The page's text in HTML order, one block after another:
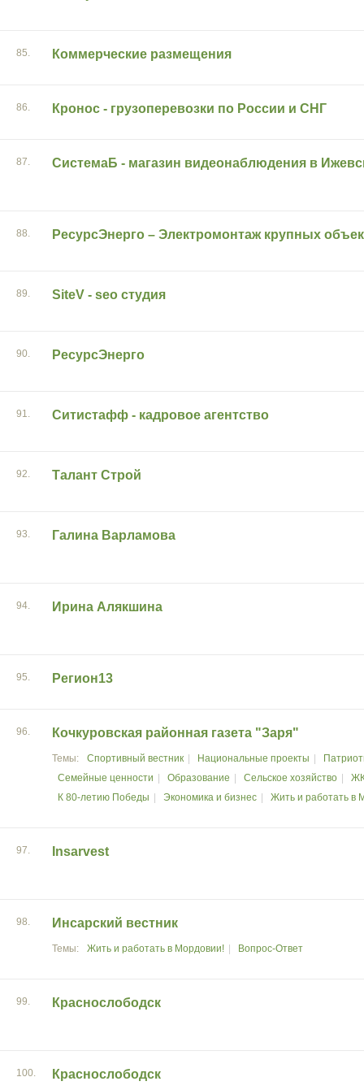
85. Коммерческие размещения
86. Кронос - грузоперевозки по России и СНГ
87. СистемаБ - магазин видеонаблюдения в
88. РесурсЭнерго – Электромонтаж крупных
89. SiteV - seo студия
90. РесурсЭнерго
91. Ситистафф - кадровое агентство
92. Талант Строй
93. Галина Варламова
94. Ирина Алякшина
95. Регион13
96. Кочкуровская районная газета "Заря"
Спортивный вестник Национальные проекты
Семейные ценности
Образование Сельское хозяйство
К 80-летию Победы
Экономика и бизнес Жить и работать в
97. Insarvest
98. Инсарский вестник
Жить и работать в Мордовии! Вопрос-Ответ
99. Краснослободск
100. Краснослободск